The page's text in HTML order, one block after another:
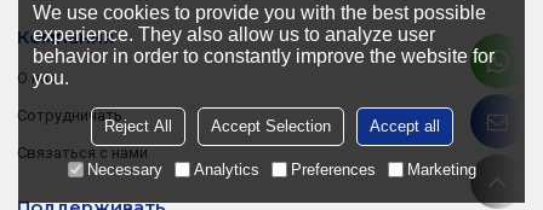
Компания
О нас
Сотрудничать
Связаться с нами
We use cookies to provide you with the best possible
experience. They also allow us to analyze user
behavior in order to constantly improve the website for
you.
Reject All Accept Selection Accept all
Necessary Analytics Preferences Marketing